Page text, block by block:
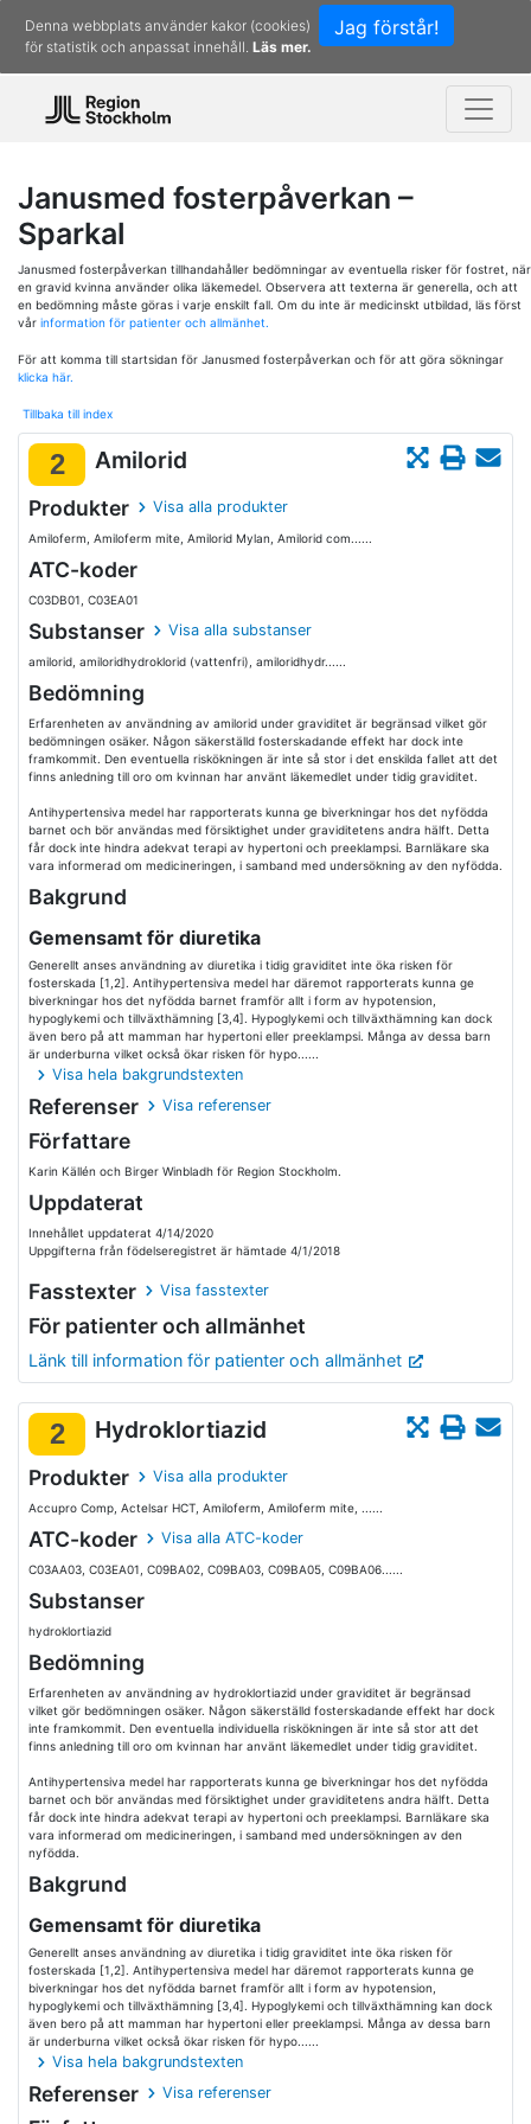
Jag förstår!
Denna webbplats använder kakor (cookies)
för statistik och anpassat innehåll. Läs mer.
Janusmed fosterpåverkan –
Sparkal
Janusmed fosterpåverkan tillhandahåller bedömningar av eventuella risker för fostret, när
en gravid kvinna använder olika läkemedel. Observera att texterna är generella, och att
en bedömning måste göras i varje enskilt fall. Om du inte är medicinskt utbildad, läs först
vår information för patienter och allmänhet.
För att komma till startsidan för Janusmed fosterpåverkan och för att göra sökningar
klicka här.
Tillbaka till index
2 Amilorid
Produkter Visa alla produkter
Amiloferm, Amiloferm mite, Amilorid Mylan, Amilorid com......
ATC-koder
C03DB01, C03EA01
Substanser Visa alla substanser
amilorid, amiloridhydroklorid (vattenfri), amiloridhydr......
Bedömning
Erfarenheten av användning av amilorid under graviditet är begränsad vilket gör
bedömningen osäker. Någon säkerställd fosterskadande effekt har dock inte
framkommit. Den eventuella riskökningen är inte så stor i det enskilda fallet att det
finns anledning till oro om kvinnan har använt läkemedlet under tidig graviditet.
Antihypertensiva medel har rapporterats kunna ge biverkningar hos det nyfödda
barnet och bör användas med försiktighet under graviditetens andra hälft. Detta
får dock inte hindra adekvat terapi av hypertoni och preeklampsi. Barnläkare ska
vara informerad om medicineringen, i samband med undersökning av den nyfödda.
Bakgrund
Gemensamt för diuretika
Generellt anses användning av diuretika i tidig graviditet inte öka risken för
fosterskada [1,2]. Antihypertensiva medel har däremot rapporterats kunna ge
biverkningar hos det nyfödda barnet framför allt i form av hypotension,
hypoglykemi och tillväxthämning [3,4]. Hypoglykemi och tillväxthämning kan dock
även bero på att mamman har hypertoni eller preeklampsi. Många av dessa barn
är underburna vilket också ökar risken för hypo......
Visa hela bakgrundstexten
Referenser Visa referenser
Författare
Karin Källén och Birger Winbladh för Region Stockholm.
Uppdaterat
Innehållet uppdaterat 4/14/2020
Uppgifterna från födelseregistret är hämtade 4/1/2018
Fasstexter Visa fasstexter
För patienter och allmänhet
Länk till information för patienter och allmänhet
2 Hydroklortiazid
Produkter Visa alla produkter
Accupro Comp, Actelsar HCT, Amiloferm, Amiloferm mite, ......
ATC-koder Visa alla ATC-koder
C03AA03, C03EA01, C09BA02, C09BA03, C09BA05, C09BA06......
Substanser
hydroklortiazid
Bedömning
Erfarenheten av användning av hydroklortiazid under graviditet är begränsad
vilket gör bedömningen osäker. Någon säkerställd fosterskadande effekt har dock
inte framkommit. Den eventuella individuella riskökningen är inte så stor att det
finns anledning till oro om kvinnan har använt läkemedlet under tidig graviditet.
Antihypertensiva medel har rapporterats kunna ge biverkningar hos det nyfödda
barnet och bör användas med försiktighet under graviditetens andra hälft. Detta
får dock inte hindra adekvat terapi av hypertoni och preeklampsi. Barnläkare ska
vara informerad om medicineringen, i samband med undersökningen av den
nyfödda.
Bakgrund
Gemensamt för diuretika
Generellt anses användning av diuretika i tidig graviditet inte öka risken för
fosterskada [1,2]. Antihypertensiva medel har däremot rapporterats kunna ge
biverkningar hos det nyfödda barnet framför allt i form av hypotension,
hypoglykemi och tillväxthämning [3,4]. Hypoglykemi och tillväxthämning kan dock
även bero på att mamman har hypertoni eller preeklampsi. Många av dessa barn
är underburna vilket också ökar risken för hypo......
Visa hela bakgrundstexten
Referenser Visa referenser